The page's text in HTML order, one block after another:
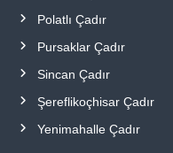
Polatlı Çadır
Pursaklar Çadır
Sincan Çadır
Şereflikoçhisar Çadır
Yenimahalle Çadır